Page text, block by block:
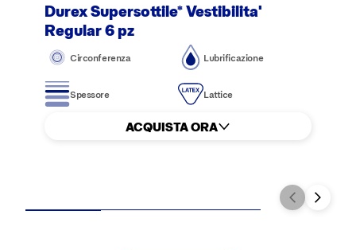
Durex Supersottile* Vestibilita'
Regular 6 pz
Circonferenza Lubrificazione
Spessore Lattice
ACQUISTA ORA